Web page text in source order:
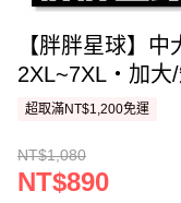
【胖胖星球】
2XL~7XL‧加大/
超取滿NT$1,200免運
NT$1,080
NT$890